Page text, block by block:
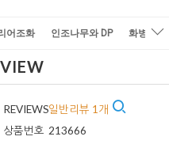
어조화 인조나무와 DP 화병/화
REVIEWS일반리뷰 1개
상품번호 213666